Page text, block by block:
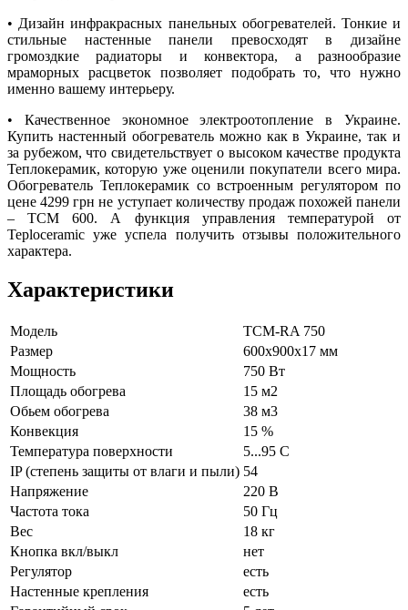
• Дизайн инфракрасных панельных обогревателей. Тонкие и
стильные настенные панели превосходят в дизайне
громоздкие радиаторы и конвектора, а разнообразие
мраморных расцветок позволяет подобрать то, что нужно
именно вашему интерьеру.
• Качественное экономное электроотопление в Украине.
Купить настенный обогреватель можно как в Украине, так и
за рубежом, что свидетельствует о высоком качестве продукта
Теплокерамик, которую уже оценили покупатели всего мира.
Обогреватель Теплокерамик со встроенным регулятором по
цене 4299 грн не уступает количеству продаж похожей панели
– ТСМ 600. А функция управления температурой от
Teploceramic уже успела получить отзывы положительного
характера.
Характеристики
Модель
ТСМ-RA 750
Размер
600х900х17 мм
Мощность
750 Вт
Площадь обогрева
15 м2
Обьем обогрева
38 м3
Конвекция
15 %
Температура поверхности
5...95 С
IP (степень защиты от влаги и пыли) 54
Напряжение
220 В
Частота тока
50 Гц
Вес
18 кг
Кнопка вкл/выкл
нет
Регулятор
есть
Настенные крепления
есть